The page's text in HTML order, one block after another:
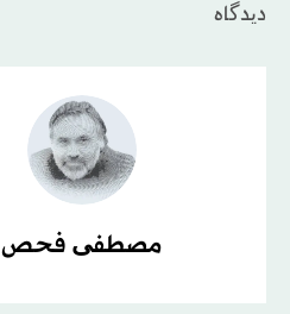
دیدگاه
مصطفی فحص